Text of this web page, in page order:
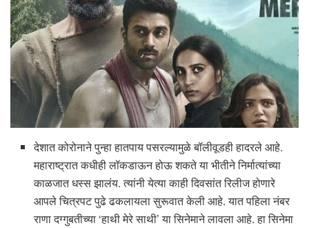
देशात कोरोनाने पुन्हा हातपाय पसरल्यामुळे बॉलीवूडही हादरले आहे.
महाराष्ट्रात कधीही लॉकडाऊन होऊ शकते या भीतीने निर्मात्यांच्या
काळजात धस्स झालंय. त्यांनी येत्या काही दिवसांत रिलीज होणारे
आपले चित्रपट पुढे ढकलायला सुरूवात केली आहे. यात पहिला नंबर
राणा दग्गुबतीच्या ‘हाथी मेरे साथी’ या सिनेमाने लावला आहे. हा सिनेमा